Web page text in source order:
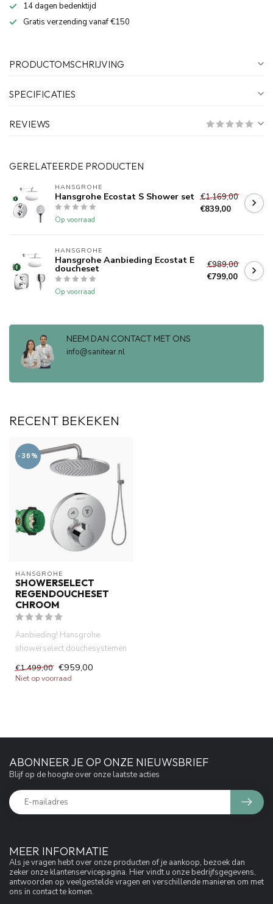
14 dagen bedenktijd
Gratis verzending vanaf €150
PRODUCTOMSCHRIJVING
SPECIFICATIES
REVIEWS
GERELATEERDE PRODUCTEN
HANSGROHE
Hansgrohe Ecostat S Shower set
Op voorraad
€1.169,00
€839,00
HANSGROHE
Hansgrohe Aanbieding Ecostat E
doucheset
Op voorraad
€989,00
€799,00
NEEM DAN CONTACT MET ONS
info@sanitear.nl
RECENT BEKEKEN
-36%
HANSGROHE
SHOWERSELECT
REGENDOUCHESET
CHROOM
Aanbieding! Hansgrohe
showerselect douchesystemen
.Thermostatisch inbouwdeel
afb...
€1.499,00 €959,00
Niet op voorraad
MEER INFORMATIE
Als je vragen hebt over onze producten of je aankoop, bezoek dan
zeker onze klantenservicepagina. Hier vindt u onze bedrijfsgegevens,
antwoorden op veelgestelde vragen en verschillende manieren om met
ons in contact te komen.
ABONNEER JE OP ONZE NIEUWSBRIEF
Blijf op de hoogte over onze laatste acties